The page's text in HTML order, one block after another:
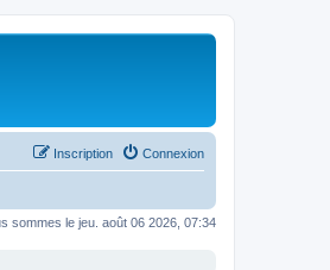
Connexion
Inscription
sommes le jeu. août 06 2026, 07:34